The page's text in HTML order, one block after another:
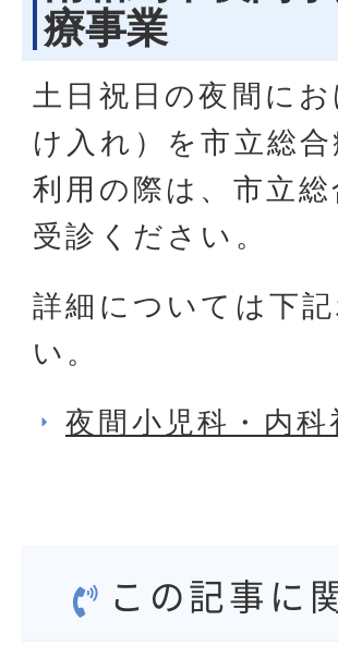
療事業
土日祝日の夜間に
け入れ）を市立総
利用の際は、市立
受診ください。
詳細については下
い。
夜間小児科・内
この記事に